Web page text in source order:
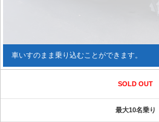
車いすのまま乗り込むことができます。
SOLD OUT
最大10名乗り